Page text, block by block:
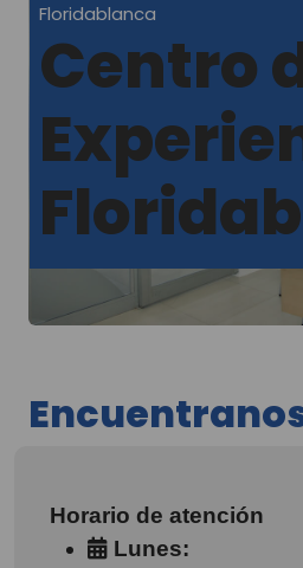
Floridablanca
Centro
Horario de atención
Lunes: